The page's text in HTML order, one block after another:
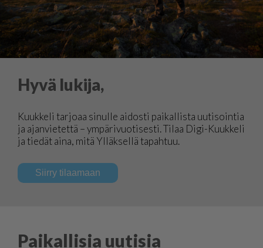
Hyvä lukija,
Kuukkeli tarjoaa sinulle aidosti paikallista uutisointia
ja ajanvietettä – ympärivuotisesti. Tilaa Digi-Kuukkeli
ja tiedät aina, mitä Ylläksellä tapahtuu.
Siirry tilaamaan
Paikallisia uutisia